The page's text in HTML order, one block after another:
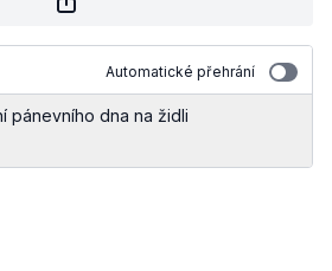
Automatické přehrání
pánevního dna na židli